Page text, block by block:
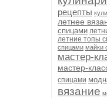
рецепты
летнее
спицами
летние топы
спицами майки
мастер-
мастер-
спицами
вязание